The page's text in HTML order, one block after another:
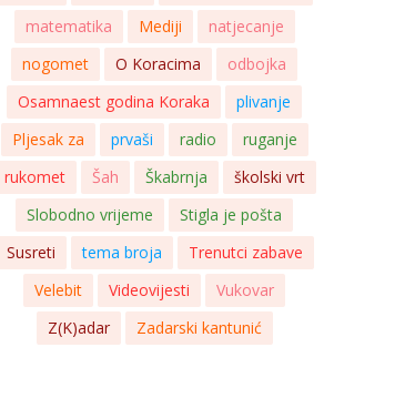
matematika
Mediji
natjecanje
nogomet
O Koracima
odbojka
Osamnaest godina Koraka
plivanje
Pljesak za
prvaši radio
ruganje
rukomet
Šah Škabrnja
školski vrt
Slobodno vrijeme
Stigla je pošta
Susreti
tema broja
Trenutci zabave
Velebit
Videovijesti
Vukovar
Z(K)adar
Zadarski kantunić